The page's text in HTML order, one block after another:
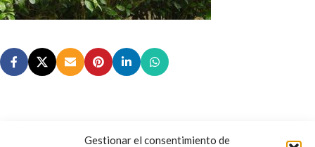
Gestionar el consentimiento de